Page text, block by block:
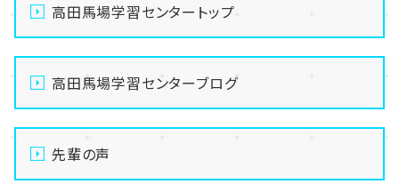
高田馬場学習センタートップ
高田馬場学習センターブログ
先輩の声